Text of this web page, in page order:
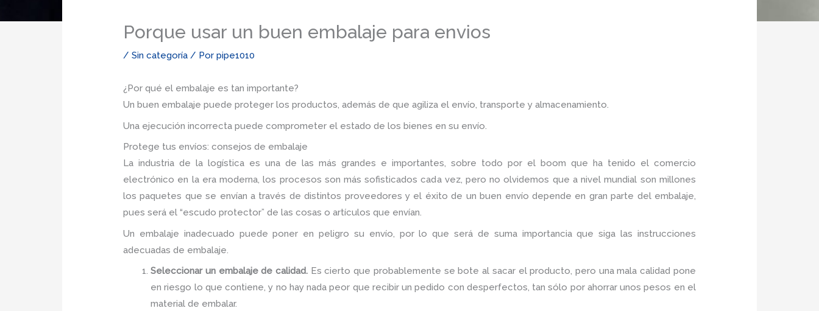
Porque usar un buen embalaje para envios
/Sin categoría / Porpipe1010
¿Por qué el embalaje es tan importante?
Un buen embalaje puede proteger los productos, además de que agiliza el envío, transporte y almacenamiento.
Una ejecución incorrecta puede comprometer el estado de los bienes en su envío.
Protege tus envíos: consejos de embalaje
La industria de la logística es una de las más grandes e importantes, sobre todo por el boom que ha tenido el comercio
electrónico en la era moderna, los procesos son más sofisticados cada vez, pero no olvidemos que a nivel mundial son millones
los paquetes que se envían a través de distintos proveedores y el éxito de un buen envío depende en gran parte del embalaje,
pues será el “escudo protector” de las cosas o artículos que envían.
Un embalaje inadecuado puede poner en peligro su envío, por lo que será de suma importancia que siga las instrucciones
adecuadas de embalaje.
Seleccionar un embalaje de calidad.Es cierto que probablemente se bote al sacar el producto, pero una mala calidad pone
en riesgo lo que contiene, y no hay nada peor que recibir un pedido con desperfectos, tan sólo por ahorrar unos pesos en el
material de embalar.